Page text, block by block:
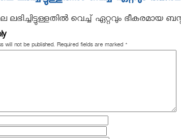
ലഭിച്ചിട്ടുള്ളതില്‍ വെച്ച് ഏറ്റവും
will not be published. Required fields are marked *